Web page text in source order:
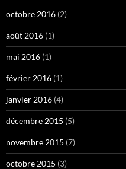
octobre 2016 (2)
août 2016 (1)
mai 2016 (1)
février 2016 (1)
janvier 2016 (4)
décembre 2015 (5)
novembre 2015 (7)
octobre 2015 (3)